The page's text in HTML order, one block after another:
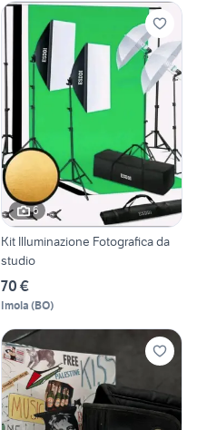
6
Kit Illuminazione Fotografica da
studio
70 €
Imola (BO)